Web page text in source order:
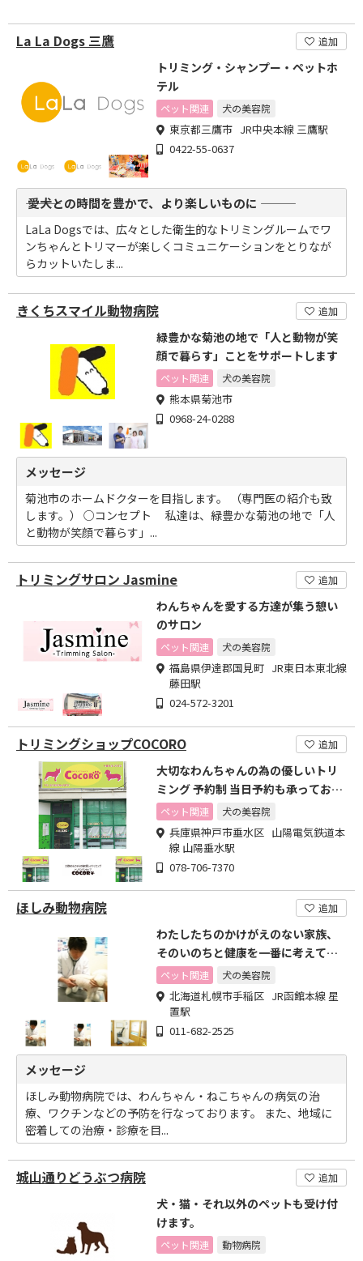
La La Dogs 三鷹 追加
トリミング・シャンプー・ペットホ
テル
ペット関連 犬の美容院
東京都三鷹市 JR中央本線 三鷹駅
0422-55-0637
――― 愛犬との時間を豊かで、より楽しいものに ―――
LaLa Dogsでは、広々とした衛生的なトリミングルームでワ
ンちゃんとトリマーが楽しくコミュニケーションをとりなが
らカットいたしま...
きくちスマイル動物病院 追加
緑豊かな菊池の地で「人と動物が笑
顔で暮らす」ことをサポートします
ペット関連 犬の美容院
熊本県菊池市
0968-24-0288
メッセージ
菊池市のホームドクターを目指します。 （専門医の紹介も致
します。） ○コンセプト 私達は、緑豊かな菊池の地で「人
と動物が笑顔で暮らす」...
トリミングサロン Jasmine 追加
わんちゃんを愛する方達が集う憩い
のサロン
ペット関連 犬の美容院
福島県伊達郡国見町 JR東日本東北線
藤田駅
024-572-3201
トリミングショップCOCORO 追加
大切なわんちゃんの為の優しいトリ
ミング 予約制 当日予約も承っており
ます 送迎あり
ペット関連 犬の美容院
兵庫県神戸市垂水区 山陽電気鉄道本
線 山陽垂水駅
078-706-7370
ほしみ動物病院 追加
わたしたちのかけがえのない家族、
そのいのちと健康を一番に考えて診
察しております。
ペット関連 犬の美容院
北海道札幌市手稲区 JR函館本線 星
置駅
011-682-2525
メッセージ
ほしみ動物病院では、わんちゃん・ねこちゃんの病気の治
療、ワクチンなどの予防を行なっております。 また、地域に
密着しての治療・診療を目...
城山通りどうぶつ病院 追加
犬・猫・それ以外のペットも受け付
けます。
ペット関連 動物病院